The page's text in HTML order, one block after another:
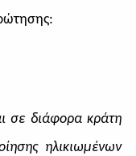
σε διάφορα κράτη
ηλικιωμένων